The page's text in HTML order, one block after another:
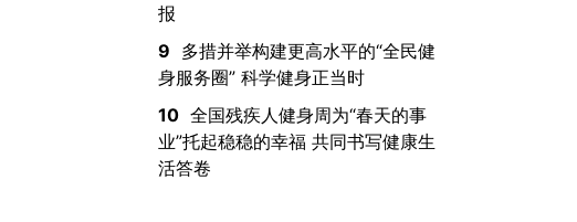
报
9 多措并举构建更高水平的“全民健
身服务圈” 科学健身正当时
10 全国残疾人健身周为“春天的事
业”托起稳稳的幸福 共同书写健康生
活答卷